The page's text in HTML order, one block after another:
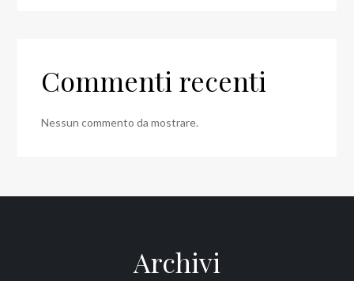
Commenti recenti
Nessun commento da mostrare.
Archivi